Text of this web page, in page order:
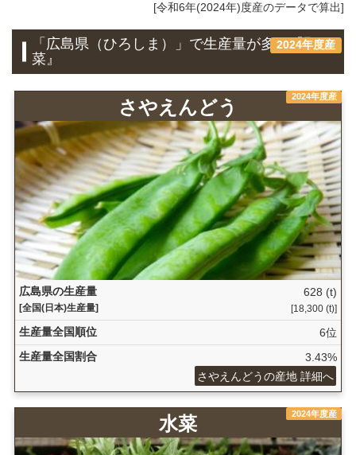
[令和6年(2024年)度産のデータで算出]
2024年度産
「広島県（ひろしま）」で生産量が多い『野
菜』
2024年度産
さやえんどう
広島県の生産量
[全国(日本)生産量]
628 (t)
[18,300 (t)]
生産量全国順位
6位
生産量全国割合
3.43%
さやえんどうの産地 詳細へ
2024年度産
水菜